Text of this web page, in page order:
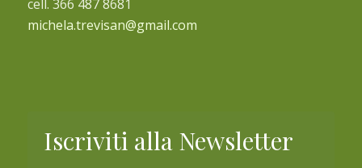
cell. 366 487 8681
michela.trevisan@gmail.com
Iscriviti alla Newsletter